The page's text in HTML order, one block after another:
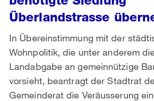
Überlandstrasse
In Übereinstimmung mit der
Wohnpolitik, die unter anderem
Landabgabe an gemeinnützige
vorsieht, beantragt der Stadtrat
Gemeinderat die Veräusserung